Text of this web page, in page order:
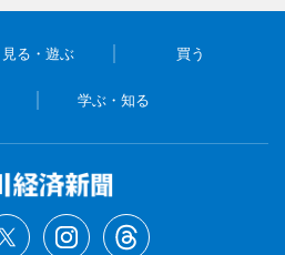
見る・遊ぶ 買う
学ぶ・知る